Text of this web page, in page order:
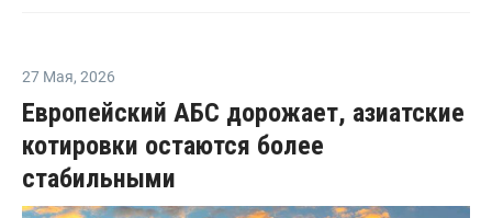
27 Мая, 2026
Европейский АБС дорожает, азиатские
котировки остаются более
стабильными